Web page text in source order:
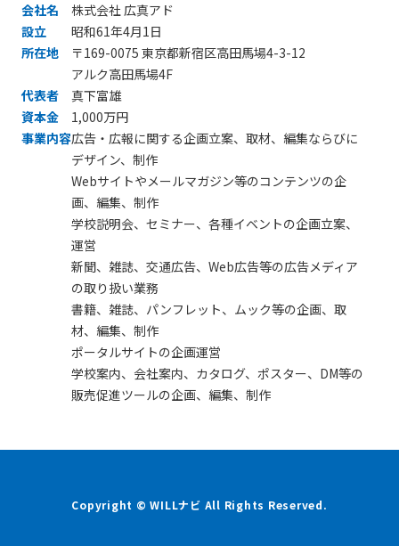
会社名
株式会社 広真アド
設立
昭和61年4月1日
所在地
〒169-0075 東京都新宿区高田馬場4-3-12
アルク高田馬場4F
代表者
真下富雄
資本金
1,000万円
事業内容広告・広報に関する企画立案、取材、編集ならびに
デザイン、制作
Webサイトやメールマガジン等のコンテンツの企
画、編集、制作
学校説明会、セミナー、各種イベントの企画立案、
運営
新聞、雑誌、交通広告、Web広告等の広告メディア
の取り扱い業務
書籍、雑誌、パンフレット、ムック等の企画、取
材、編集、制作
ポータルサイトの企画運営
学校案内、会社案内、カタログ、ポスター、DM等の
販売促進ツールの企画、編集、制作
Copyright © WILLナビ All Rights Reserved.